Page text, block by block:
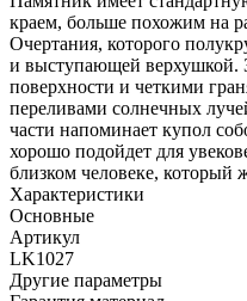
краем, больше похожим на
Очертания, которого
и выступающей верхушкой.
поверхности и четкими
переливами солнечных
части напоминает купол
хорошо подойдет для
близком человеке,
Характеристики
Основные
Артикул
LK1027
Другие параметры